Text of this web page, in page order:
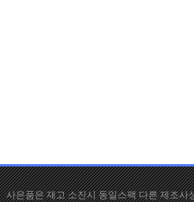
사은품은 재고 소진시 동일스팩 다른 제조